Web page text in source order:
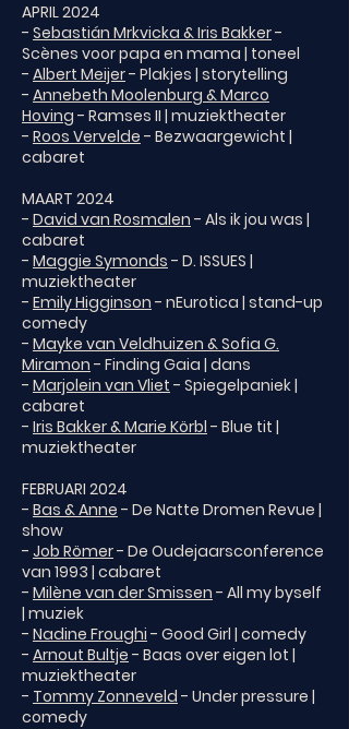
APRIL 2024
- Sebastián Mrkvicka & Iris Bakker-
Scènes voor papa en mama | toneel
- Albert Meijer- Plakjes | storytelling
- Annebeth Moolenburg & Marco
Hoving - Ramses II | muziektheater
- Roos Vervelde - Bezwaargewicht |
cabaret
MAART 2024
- David van Rosmalen - Als ik jou was |
cabaret
- Maggie Symonds - D. ISSUES |
muziektheater
- Emily Higginson - nEurotica | stand-up
comedy
- Mayke van Veldhuizen & Sofia G.
Miramon - Finding Gaia | dans
- Marjolein van Vliet - Spiegelpaniek |
cabaret
- Iris Bakker & Marie Körbl - Blue tit |
muziektheater
FEBRUARI 2024
- Bas & Anne - De Natte Dromen Revue |
show
- Job Römer- De Oudejaarsconference
van 1993 | cabaret
- Milène van der Smissen - All my byself
| muziek
- Nadine Froughi - Good Girl | comedy
- Arnout Bultje - Baas over eigen lot |
muziektheater
- Tommy Zonneveld - Under pressure |
comedy